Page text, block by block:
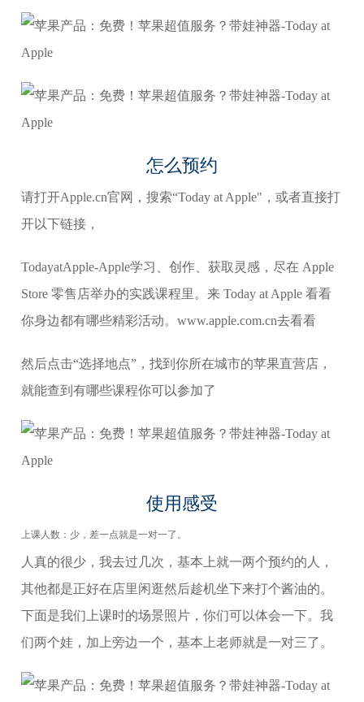
怎么预约
请打开Apple.cn官网，搜索“Today at Apple"，或者直接打
开以下链接，
TodayatApple-Apple学习、创作、获取灵感，尽在 Apple
Store 零售店举办的实践课程里。来 Today at Apple 看看
你身边都有哪些精彩活动。www.apple.com.cn去看看
然后点击“选择地点”，找到你所在城市的苹果直营店，
就能查到有哪些课程你可以参加了
使用感受
上课人数：少，差一点就是一对一了。
人真的很少，我去过几次，基本上就一两个预约的人，
其他都是正好在店里闲逛然后趁机坐下来打个酱油的。
下面是我们上课时的场景照片，你们可以体会一下。我
们两个娃，加上旁边一个，基本上老师就是一对三了。